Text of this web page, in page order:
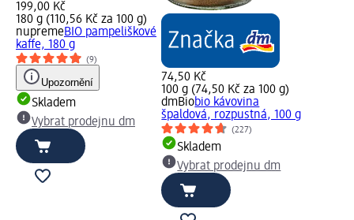
199,00 Kč
180 g (110,56 Kč za 100 g)
nupremeBIO pampeliškové
kaffe, 180 g
(9)
Upozornění
Skladem
Vybrat prodejnu dm
74,50 Kč
100 g (74,50 Kč za 100 g)
dmBiobio kávovina
špaldová, rozpustná, 100 g
(227)
Skladem
Vybrat prodejnu dm